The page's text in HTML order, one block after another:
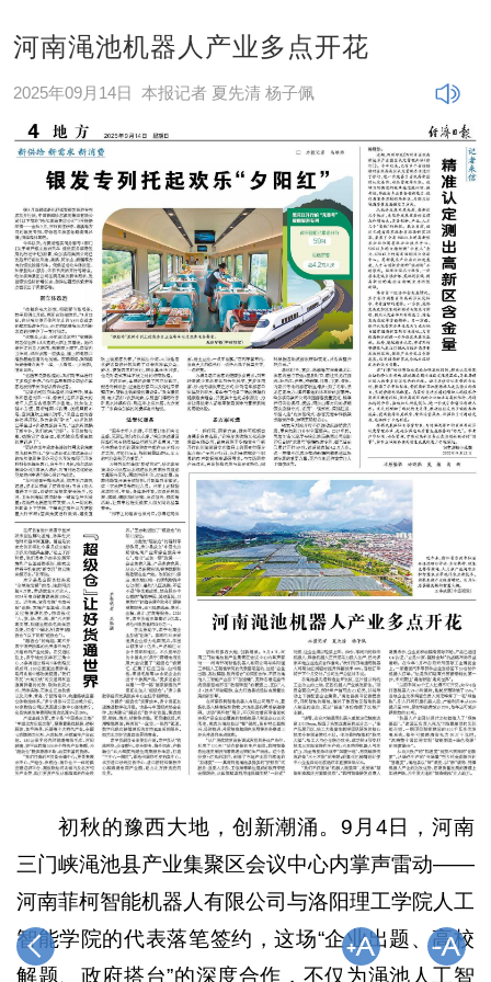
河南渑池机器人产业多点开花
2025年09月14日 本报记者 夏先清 杨子佩
初秋的豫西大地，创新潮涌。9月4日，河南
三门峡渑池县产业集聚区会议中心内掌声雷动——
河南菲柯智能机器人有限公司与洛阳理工学院人工
智能学院的代表落笔签约，这场“企业出题、高校
解题、政府搭台”的深度合作，不仅为渑池人工智